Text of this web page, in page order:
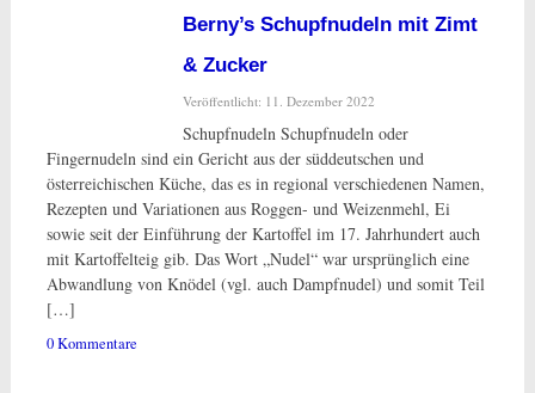
Berny’s Schupfnudeln mit Zimt
& Zucker
Veröffentlicht: 11. Dezember 2022
Schupfnudeln Schupfnudeln oder
Fingernudeln sind ein Gericht aus der süddeutschen und
österreichischen Küche, das es in regional verschiedenen Namen,
Rezepten und Variationen aus Roggen- und Weizenmehl, Ei
sowie seit der Einführung der Kartoffel im 17. Jahrhundert auch
mit Kartoffelteig gib. Das Wort „Nudel“ war ursprünglich eine
Abwandlung von Knödel (vgl. auch Dampfnudel) und somit Teil
[…]
0 Kommentare